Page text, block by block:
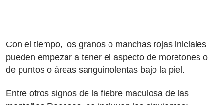
Con el tiempo, los granos o manchas rojas iniciales
pueden empezar a tener el aspecto de moretones o
de puntos o áreas sanguinolentas bajo la piel.
Entre otros signos de la fiebre maculosa de las